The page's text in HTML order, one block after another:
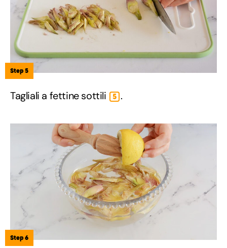
Step 5
Tagliali a fettine sottili 5 .
Step 6